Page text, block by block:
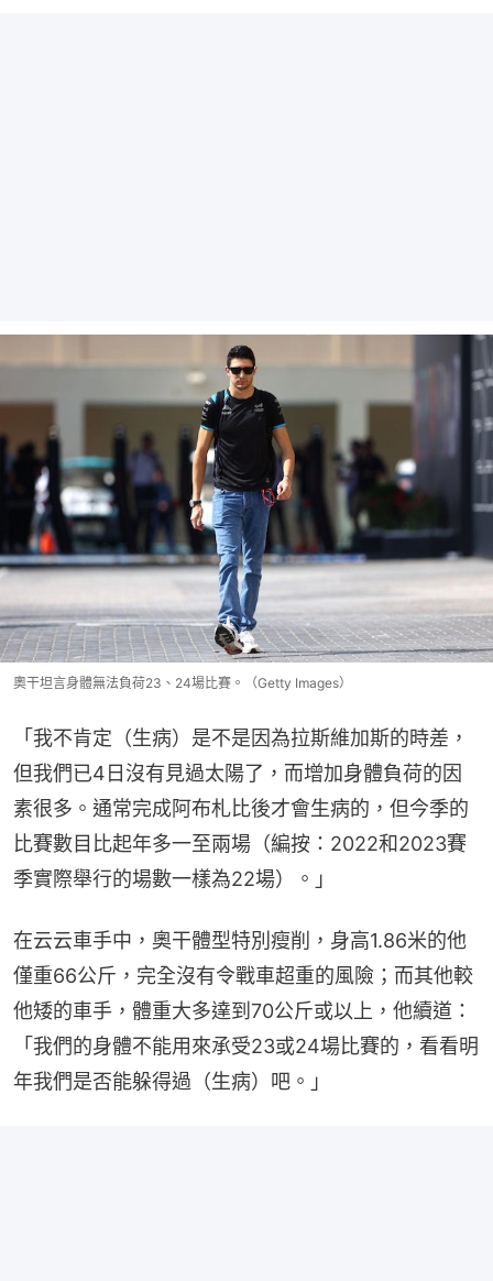
奧干坦言身體無法負荷23、24場比賽。（Getty Images）
「我不肯定（生病）是不是因為拉斯維加斯的時差，
但我們已4日沒有見過太陽了，而增加身體負荷的因
素很多。通常完成阿布札比後才會生病的，但今季的
比賽數目比起年多一至兩場（編按：2022和2023賽
季實際舉行的場數一樣為22場）。」
在云云車手中，奧干體型特別瘦削，身高1.86米的他
僅重66公斤，完全沒有令戰車超重的風險；而其他較
他矮的車手，體重大多達到70公斤或以上，他續道：
「我們的身體不能用來承受23或24場比賽的，看看明
年我們是否能躲得過（生病）吧。」